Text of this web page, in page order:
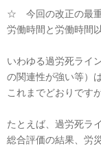
☆ 今回の改正の最重
労働時間と労働時間
いわゆる過労死ライ
の関連性が強い等）は
これまでどおりです
たとえば、過労死ラ
総合評価の結果、労